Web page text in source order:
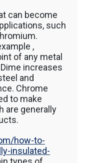
can become
such
,
of any metal
increases
and
Chrome
to make
are generally
how-to-
insulated-